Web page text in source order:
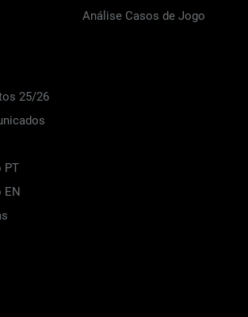
Análise Casos de Jogo
25/26
PT
EN